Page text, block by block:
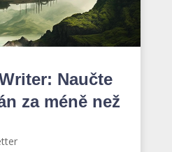
Naučte
za méně než